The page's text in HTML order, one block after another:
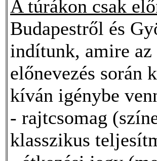
A túrákon csak
Budapestről és
indítunk, amire
előnevezés során
kíván igénybe
- rajtcsomag
klasszikus